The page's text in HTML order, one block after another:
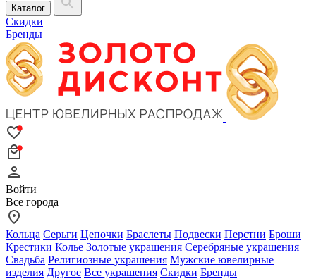
Каталог
Скидки
Бренды
Войти
Все города
Кольца Серьги Цепочки Браслеты Подвески Перстни Броши
Крестики Колье Золотые украшения Серебряные украшения
Свадьба Религиозные украшения Мужские ювелирные
изделия Другое Все украшения Скидки Бренды